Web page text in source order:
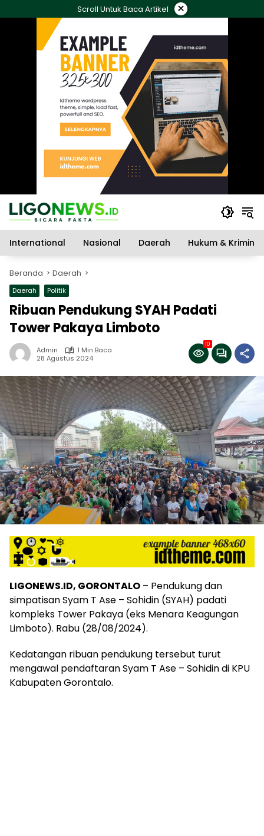
ke
Scroll Untuk Baca Artikel ×
International Nasional Daerah Hukum & Kriminal
Beranda Daerah
Daerah Politik
Ribuan Pendukung SYAH Padati
Tower Pakaya Limboto
Admin
1 Min Baca
28 Agustus 2024
10
LIGONEWS.ID, GORONTALO – Pendukung dan
simpatisan Syam T Ase – Sohidin (SYAH) padati
kompleks Tower Pakaya (eks Menara Keagungan
Limboto). Rabu (28/08/2024).
Kedatangan ribuan pendukung tersebut turut
mengawal pendaftaran Syam T Ase – Sohidin di KPU
Kabupaten Gorontalo.